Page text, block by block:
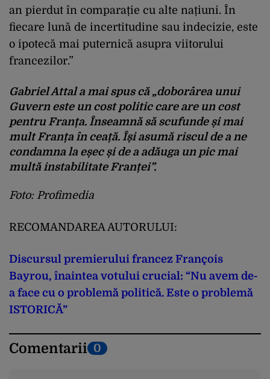
an pierdut în comparație cu alte națiuni. În
fiecare lună de incertitudine sau indecizie, este
o ipotecă mai puternică asupra viitorului
francezilor.”
Gabriel Attal a mai spus că „doborârea unui
Guvern este un cost politic care are un cost
pentru Franța. Înseamnă să scufunde și mai
mult Franța în ceață. Își asumă riscul de a ne
condamna la eșec și de a adăuga un pic mai
multă instabilitate Franței”.
Foto: Profimedia
RECOMANDAREA AUTORULUI:
Discursul premierului francez François
Bayrou, înaintea votului crucial: “Nu avem de-
a face cu o problemă politică. Este o problemă
ISTORICĂ”
Comentarii 0